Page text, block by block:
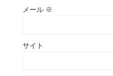
メール ※
サイト